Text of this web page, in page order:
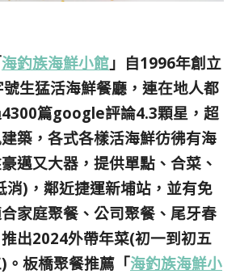
海釣族海鮮小館 」自1996年創立
生猛活海鮮餐廳，連在地人都
篇google評論4.3顆星，超
築，各式各樣活海鮮彷彿有海
豪邁又大器 ， 提供單點、 合菜、
消)，鄰近捷運新埔站，並有免
家庭聚餐、公司聚餐、尾牙春
出2024外帶年菜(初一到初五
。板橋聚餐推薦「海釣族海鮮小